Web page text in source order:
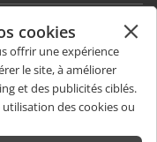
cookies
offrir une expérience
le site, à améliorer
et des publicités ciblés.
des cookies ou